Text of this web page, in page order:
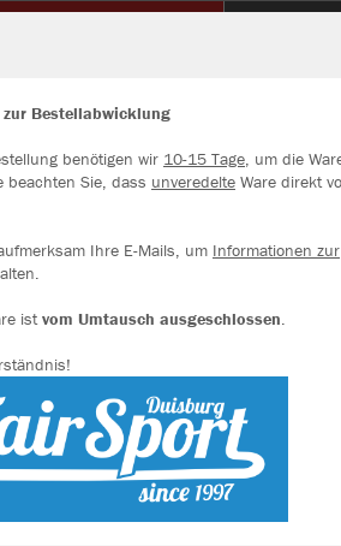
Bestellabwicklung
benötigen wir 10-15 Tage, um die
beachten Sie, dass unveredelte Ware direkt
Ihre E-Mails, um Informationen zur
istvom Umtausch ausgeschlossen.
Website verbessern. Weitere
Du in den Einstellungen.
Alle akzeptieren
Alle ablehnen
mehr Infos
Datenschutz
Impressum